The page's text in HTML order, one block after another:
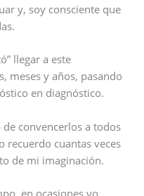
y, soy consciente que
llegar a este
meses y años, pasando
en diagnóstico.
convencerlos a todos
recuerdo cuantas veces
de mi imaginación.
en ocasiones yo